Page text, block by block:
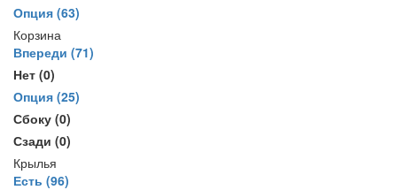
Опция (63)
Корзина
Впереди (71)
Нет (0)
Опция (25)
Сбоку (0)
Сзади (0)
Крылья
Есть (96)